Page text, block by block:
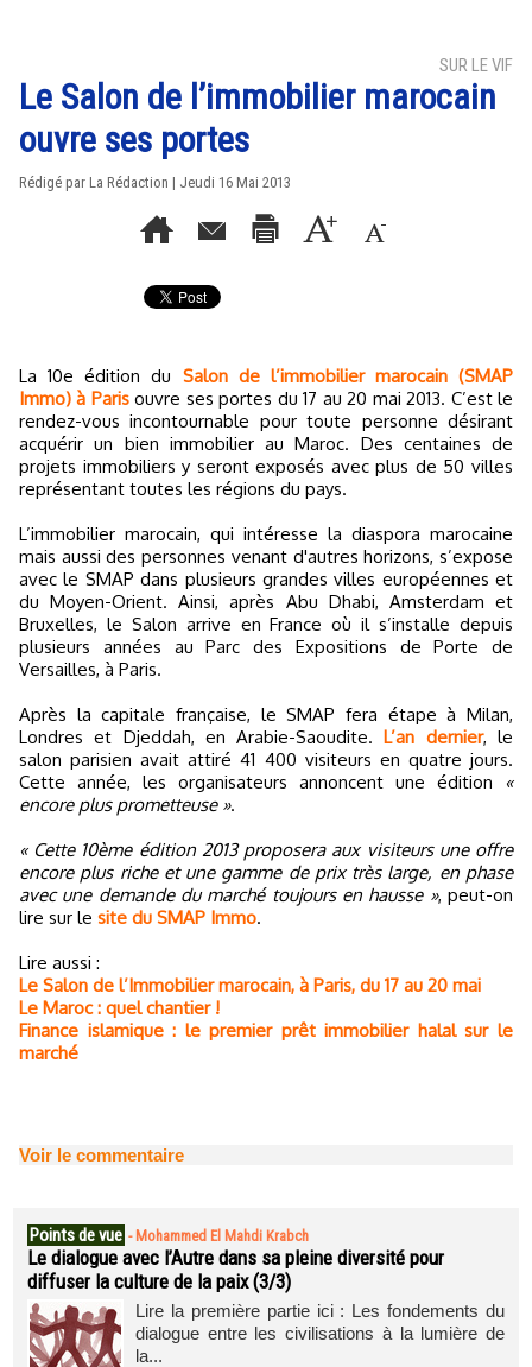
SUR LE VIF
Le Salon de l’immobilier marocain
ouvre ses portes
Rédigé par La Rédaction | Jeudi 16 Mai 2013
La 10e édition du Salon de l’immobilier marocain (SMAP
Immo) à Parisouvre ses portes du 17 au 20 mai 2013. C’est le
rendez-vous incontournable pour toute personne désirant
acquérir un bien immobilier au Maroc. Des centaines de
projets immobiliers y seront exposés avec plus de 50 villes
représentant toutes les régions du pays.
L’immobilier marocain, qui intéresse la diaspora marocaine
mais aussi des personnes venant d'autres horizons, s’expose
avec le SMAP dans plusieurs grandes villes européennes et
du Moyen-Orient. Ainsi, après Abu Dhabi, Amsterdam et
Bruxelles, le Salon arrive en France où il s’installe depuis
plusieurs années au Parc des Expositions de Porte de
Versailles, à Paris.
Après la capitale française, le SMAP fera étape à Milan,
Londres et Djeddah, en Arabie-Saoudite.L’an dernier, le
salon parisien avait attiré 41 400 visiteurs en quatre jours.
Cette année, les organisateurs annoncent une édition
«
encore plus prometteuse ».
« Cette 10ème édition 2013 proposera aux visiteurs une offre
encore plus riche et une gamme de prix très large, en phase
avec une demande du marché toujours en hausse », peut-on
lire sur le site du SMAP Immo.
Lire aussi :
Le Salon de l’Immobilier marocain, à Paris, du 17 au 20 mai
Le Maroc : quel chantier !
Finance islamique : le premier prêt immobilier halal sur le
marché
Voir le commentaire
Points de vue - Mohammed El Mahdi Krabch
Le dialogue avec l’Autre dans sa pleine diversité pour
diffuser la culture de la paix (3/3)
Lire la première partie ici : Les fondements du
dialogue entre les civilisations à la lumière de
la...